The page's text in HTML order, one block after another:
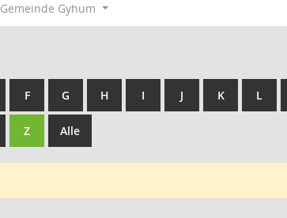
Gemeinde Gyhum
F G H I J K L
Z Alle